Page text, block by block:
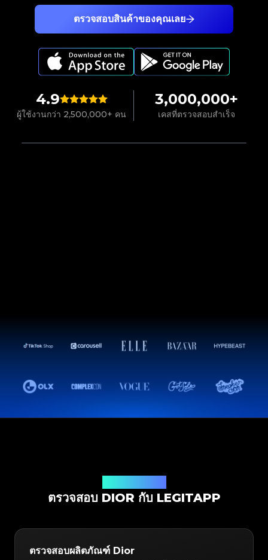
4.9
ผู้ใช้งานกว่า 2,500,000+ คน
3,000,000+
เคสที่ตรวจสอบสำเร็จ
ตรวจสอบสินค้าของคุณเลย
ตรวจสอบ DIOR กับ LEGITAPP
ตรวจสอบผลิตภัณฑ์ Dior